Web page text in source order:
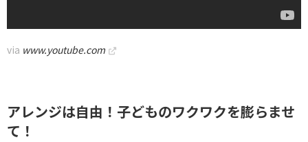
via www.youtube.com
アレンジは自由！子どものワクワクを膨らませ
て！